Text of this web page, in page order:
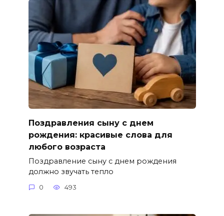
Поздравления сыну с днем
рождения: красивые слова для
любого возраста
Поздравление сыну с днем рождения
должно звучать тепло
0 493